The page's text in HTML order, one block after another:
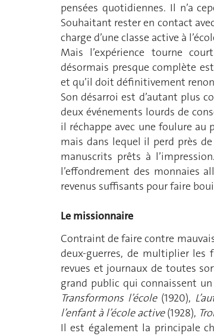
pensées quotidiennes. Il n’a
Souhaitant rester en contact
charge d’une classe active à
Mais l’expérience tourne
désormais presque complète
et qu’il doit définitivement
Son désarroi est d’autant plus
deux événements lourds de
il réchappe avec une foulure au
mais dans lequel il perd près
manuscrits prêts à
l’effondrement des monnaies
revenus suffisants pour faire
Le missionnaire
Contraint de faire contre
deux-guerres, de multiplier les
revues et journaux de toutes
grand public qui connaissent
Transformons l’école(1920),
l’enfant à l’école active(1928),
Il est également la principale